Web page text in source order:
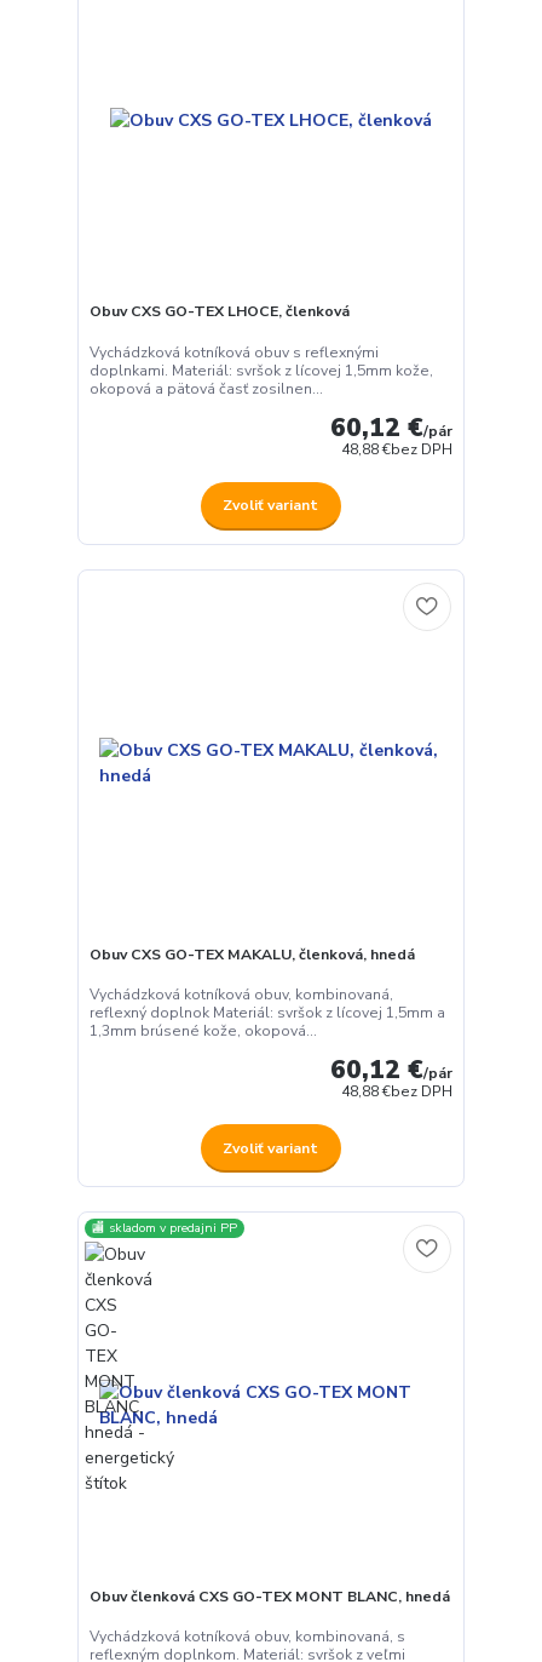
Obuv CXS GO-TEX LHOCE, členková
Vychádzková kotníková obuv s reflexnými
doplnkami. Materiál: svršok z lícovej 1,5mm kože,
okopová a pätová časť zosilnen...
60,12 €/pár
48,88 €bez DPH
Zvoliť variant
Obuv CXS GO-TEX MAKALU, členková, hnedá
Vychádzková kotníková obuv, kombinovaná,
reflexný doplnok Materiál: svršok z lícovej 1,5mm a
1,3mm brúsené kože, okopová...
60,12 €/pár
48,88 €bez DPH
Zvoliť variant
🏬 skladom v predajni PP
Obuv členková CXS GO-TEX MONT BLANC, hnedá
Vychádzková kotníková obuv, kombinovaná, s
reflexným doplnkom. Materiál: svršok z veľmi